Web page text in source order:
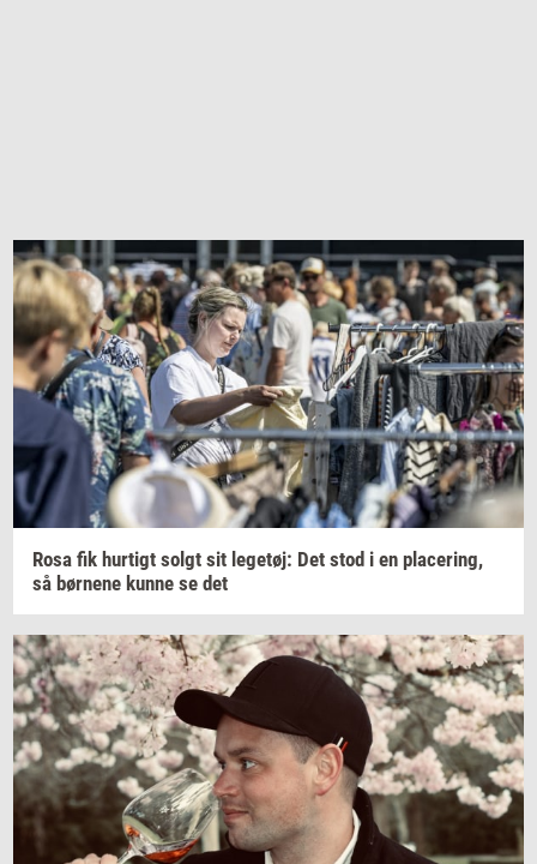
Rosa fik hur­tigt solgt sit le­ge­tøj: Det stod i en pla­ce­ring,
så bør­ne­ne kunne se det